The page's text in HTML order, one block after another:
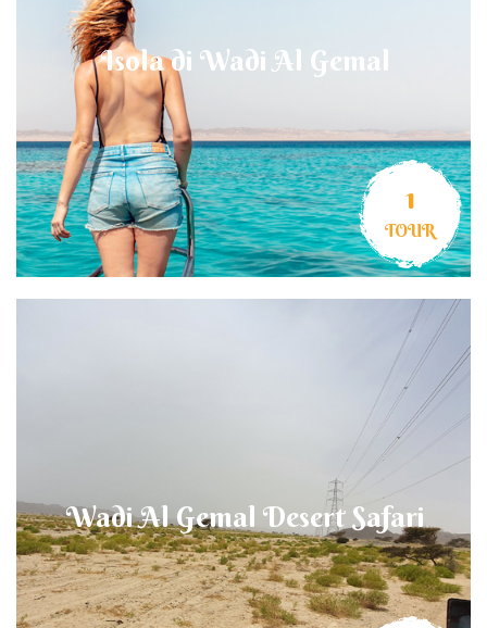
Isola di Wadi Al Gemal
1
TOUR
Wadi Al Gemal Desert Safari